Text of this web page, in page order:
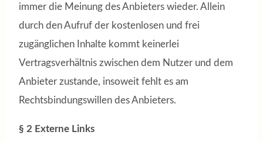
immer die Meinung des Anbieters wieder. Allein
durch den Aufruf der kostenlosen und frei
zugänglichen Inhalte kommt keinerlei
Vertragsverhältnis zwischen dem Nutzer und dem
Anbieter zustande, insoweit fehlt es am
Rechtsbindungswillen des Anbieters.
§ 2 Externe Links